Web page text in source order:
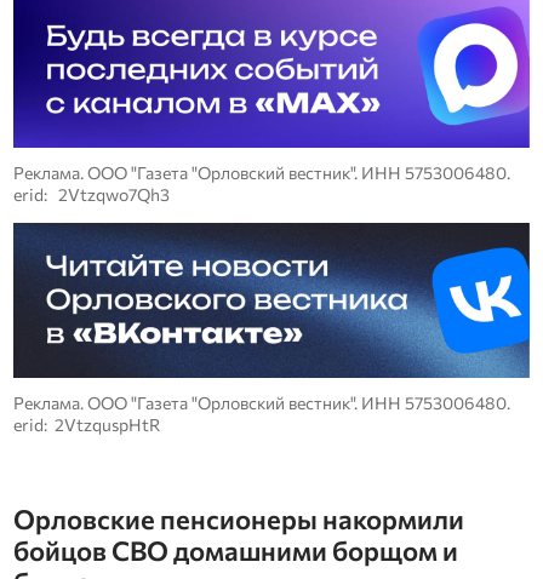
Реклама. ООО "Газета "Орловский вестник". ИНН 5753006480.
erid: 2Vtzqwo7Qh3
Реклама. ООО "Газета "Орловский вестник". ИНН 5753006480.
erid: 2VtzquspHtR
Орловские пенсионеры накормили
бойцов СВО домашними борщом и